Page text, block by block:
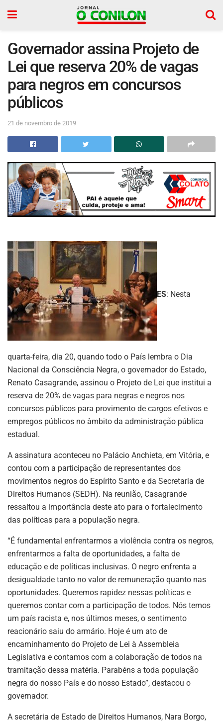
Governador assina Projeto de
Lei que reserva 20% de vagas
para negros em concursos
públicos
21 de novembro de 2019
ES: Nesta
quarta-feira, dia 20, quando todo o País lembra o Dia
Nacional da Consciência Negra, o governador do Estado,
Renato Casagrande, assinou o Projeto de Lei que institui a
reserva de 20% de vagas para negras e negros nos
concursos públicos para provimento de cargos efetivos e
empregos públicos no âmbito da administração pública
estadual.
A assinatura aconteceu no Palácio Anchieta, em Vitória, e
contou com a participação de representantes dos
movimentos negros do Espírito Santo e da Secretaria de
Direitos Humanos (SEDH). Na reunião, Casagrande
ressaltou a importância deste ato para o fortalecimento
das políticas para a população negra.
“É fundamental enfrentarmos a violência contra os negros,
enfrentarmos a falta de oportunidades, a falta de
educação e de políticas inclusivas. O negro enfrenta a
desigualdade tanto no valor de remuneração quanto nas
oportunidades. Queremos rapidez nessas políticas e
queremos contar com a participação de todos. Nós temos
um país racista e, nos últimos meses, o sentimento
reacionário saiu do armário. Hoje é um ato de
encaminhamento do Projeto de Lei à Assembleia
Legislativa e contamos com a colaboração de todos na
tramitação dessa matéria. Parabéns a toda população
negra do nosso País e do nosso Estado”, destacou o
governador.
A secretária de Estado de Direitos Humanos, Nara Borgo,